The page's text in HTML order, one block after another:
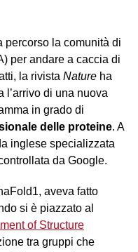
percorso la comunità di
per andare a caccia di
la rivista Nature ha
l’arrivo di una nuova
in grado di
delle proteine. A
inglese specializzata
da Google.
aveva fatto
si è piazzato al
of Structure
tra gruppi che